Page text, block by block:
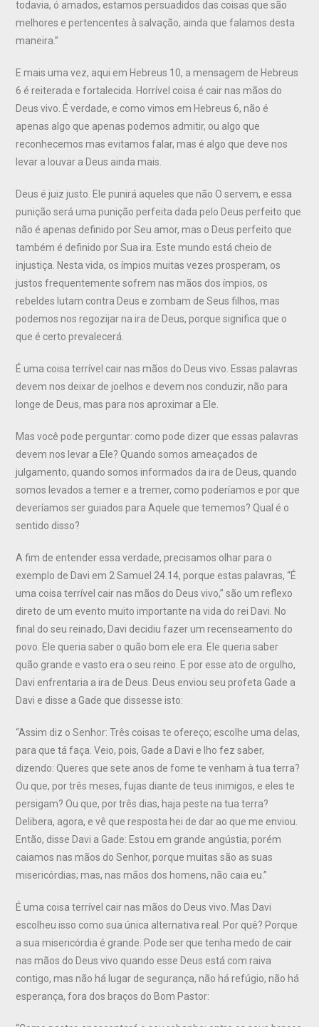
todavia, ó amados, estamos persuadidos das coisas que são
melhores e pertencentes à salvação, ainda que falamos desta
maneira.”
E mais uma vez, aqui em Hebreus 10, a mensagem de Hebreus
6 é reiterada e fortalecida. Horrível coisa é cair nas mãos do
Deus vivo. É verdade, e como vimos em Hebreus 6, não é
apenas algo que apenas podemos admitir, ou algo que
reconhecemos mas evitamos falar, mas é algo que deve nos
levar a louvar a Deus ainda mais.
Deus é juiz justo. Ele punirá aqueles que não O servem, e essa
punição será uma punição perfeita dada pelo Deus perfeito que
não é apenas definido por Seu amor, mas o Deus perfeito que
também é definido por Sua ira. Este mundo está cheio de
injustiça. Nesta vida, os ímpios muitas vezes prosperam, os
justos frequentemente sofrem nas mãos dos ímpios, os
rebeldes lutam contra Deus e zombam de Seus filhos, mas
podemos nos regozijar na ira de Deus, porque significa que o
que é certo prevalecerá.
É uma coisa terrível cair nas mãos do Deus vivo. Essas palavras
devem nos deixar de joelhos e devem nos conduzir, não para
longe de Deus, mas para nos aproximar a Ele.
Mas você pode perguntar: como pode dizer que essas palavras
devem nos levar a Ele? Quando somos ameaçados de
julgamento, quando somos informados da ira de Deus, quando
somos levados a temer e a tremer, como poderíamos e por que
deveríamos ser guiados para Aquele que tememos? Qual é o
sentido disso?
A fim de entender essa verdade, precisamos olhar para o
exemplo de Davi em 2 Samuel 24.14, porque estas palavras, “É
uma coisa terrível cair nas mãos do Deus vivo,” são um reflexo
direto de um evento muito importante na vida do rei Davi. No
final do seu reinado, Davi decidiu fazer um recenseamento do
povo. Ele queria saber o quão bom ele era. Ele queria saber
quão grande e vasto era o seu reino. E por esse ato de orgulho,
Davi enfrentaria a ira de Deus. Deus enviou seu profeta Gade a
Davi e disse a Gade que dissesse isto:
“Assim diz o Senhor: Três coisas te ofereço; escolhe uma delas,
para que tá faça. Veio, pois, Gade a Davi e lho fez saber,
dizendo: Queres que sete anos de fome te venham à tua terra?
Ou que, por três meses, fujas diante de teus inimigos, e eles te
persigam? Ou que, por três dias, haja peste na tua terra?
Delibera, agora, e vê que resposta hei de dar ao que me enviou.
Então, disse Davi a Gade: Estou em grande angústia; porém
caiamos nas mãos do Senhor, porque muitas são as suas
misericórdias; mas, nas mãos dos homens, não caia eu.”
É uma coisa terrível cair nas mãos do Deus vivo. Mas Davi
escolheu isso como sua única alternativa real. Por quê? Porque
a sua misericórdia é grande. Pode ser que tenha medo de cair
nas mãos do Deus vivo quando esse Deus está com raiva
contigo, mas não há lugar de segurança, não há refúgio, não há
esperança, fora dos braços do Bom Pastor: